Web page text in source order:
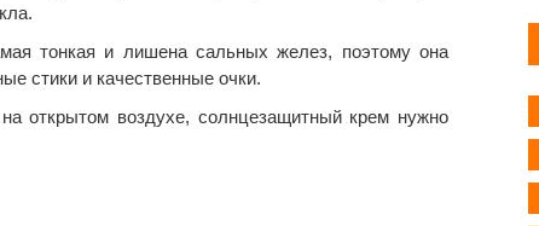
тонкая и лишена сальных желез, поэтому она
стики и качественные очки.
открытом воздухе, солнцезащитный крем нужно